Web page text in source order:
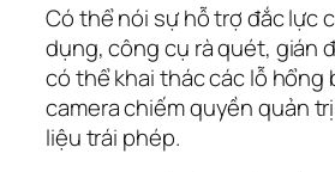
Có thể nói sự hỗ trợ đắc lực
dụng, công cụ rà quét, gián
có thể khai thác các lỗ hổng
camera chiếm quyền quản
liệu trái phép.